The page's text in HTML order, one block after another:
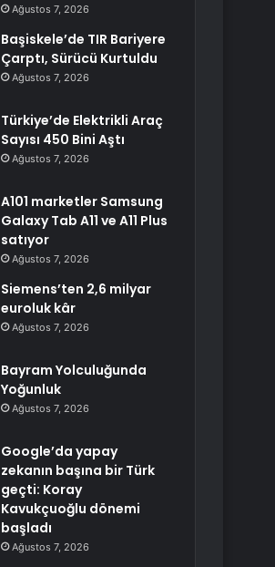
Ağustos 7, 2026
Başiskele’de TIR Bariyere
Çarptı, Sürücü Kurtuldu
Ağustos 7, 2026
Türkiye’de Elektrikli Araç
Sayısı 450 Bini Aştı
Ağustos 7, 2026
A101 marketler Samsung
Galaxy Tab A11 ve A11 Plus
satıyor
Ağustos 7, 2026
Siemens’ten 2,6 milyar
euroluk kâr
Ağustos 7, 2026
Bayram Yolculuğunda
Yoğunluk
Ağustos 7, 2026
Google’da yapay
zekanın başına bir Türk
geçti: Koray
Kavukçuoğlu dönemi
başladı
Ağustos 7, 2026